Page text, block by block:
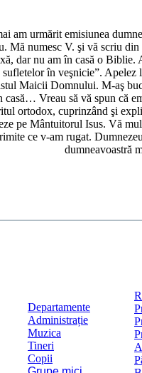
am urmărit emisiunea
Mă numesc V. şi vă scriu din
dar nu am în casă o
sufletelor în veşnicie”.
Maicii Domnului. M-aş
casă… Vreau să vă spun că
ortodox, cuprinzând şi
pe Mântuitorul Isus. Vă
ce v-am rugat.
dumneavoastră
Departamente
Administrație
Muzica
Tineri
Copii